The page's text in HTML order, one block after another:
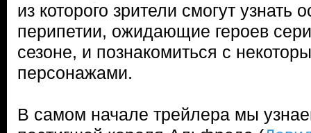
из которого зрители смогут
перипетии, ожидающие героев
сезоне, и познакомиться с
персонажами.
В самом начале трейлера мы